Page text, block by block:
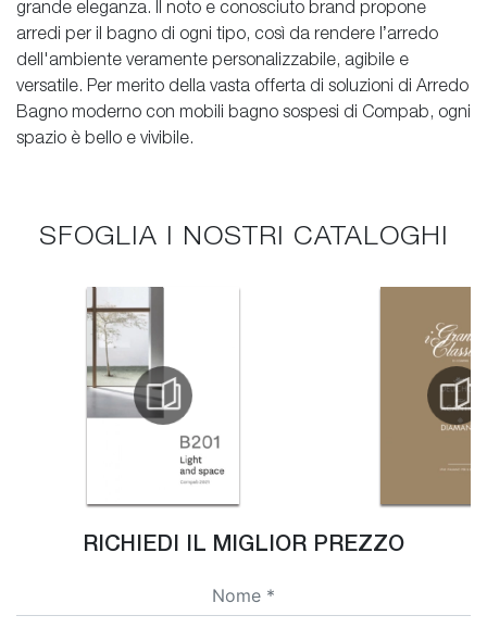
grande eleganza. Il noto e conosciuto brand propone
arredi per il bagno di ogni tipo, così da rendere l’arredo
dell'ambiente veramente personalizzabile, agibile e
versatile. Per merito della vasta offerta di soluzioni di Arredo
Bagno moderno con mobili bagno sospesi di Compab, ogni
spazio è bello e vivibile.
SFOGLIA I NOSTRI CATALOGHI
RICHIEDI IL MIGLIOR PREZZO